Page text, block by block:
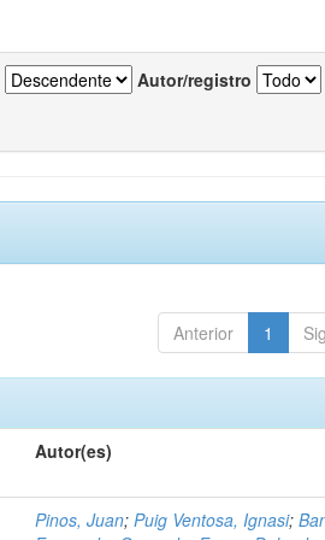
Autor/registro
Anterior 1
Autor(es)
Pinos, Juan;Puig Ventosa, Ignasi;